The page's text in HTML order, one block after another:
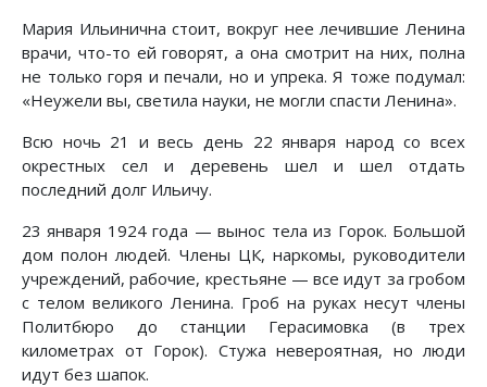
Мария Ильинична стоит, вокруг нее лечившие Ленина
врачи, что-то ей говорят, а она смотрит на них, полна
не только горя и печали, но и упрека. Я тоже подумал:
«Неужели вы, светила науки, не могли спасти Ленина».
Всю ночь 21 и весь день 22 января народ со всех
окрестных сел и деревень шел и шел отдать
последний долг Ильичу.
23 января 1924 года — вынос тела из Горок. Большой
дом полон людей. Члены ЦК, наркомы, руководители
учреждений, рабочие, крестьяне — все идут за гробом
с телом великого Ленина. Гроб на руках несут члены
Политбюро до станции Герасимовка (в трех
километрах от Горок). Стужа невероятная, но люди
идут без шапок.